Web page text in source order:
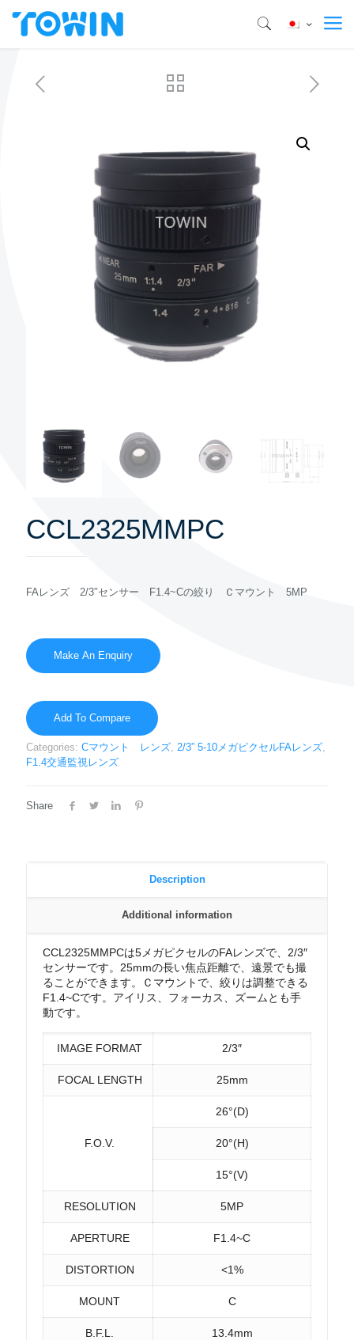
CCL2325MMPC
FAレンズ 2/3″センサー F1.4~Cの絞り Ｃマウント 5MP
Add To Compare
Categories: Cマウント レンズ 2/3” 5-10メガピクセルFAレンズ
F1.4交通監視レンズ
Share
Description
Additional information
CCL2325MMPCは5メガピクセルのFAレンズで、2/3″
センサーです。25mmの長い焦点距離で、遠景でも撮
ることができます。Ｃマウントで、絞りは調整できる
F1.4~Cです。アイリス、フォーカス、ズームとも手
動です。
IMAGE FORMAT 2/3″
FOCAL LENGTH 25mm
F.O.V.
26°(D)
20°(H)
15°(V)
RESOLUTION 5MP
APERTURE F1.4~C
DISTORTION <1%
MOUNT C
B.F.L. 13.4mm